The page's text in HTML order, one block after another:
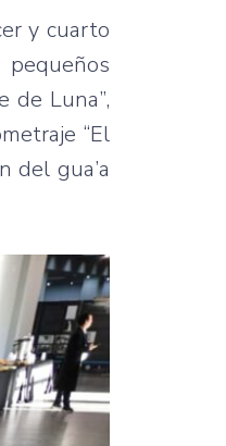
y cuarto
de Luna”,
“El
del gua’a